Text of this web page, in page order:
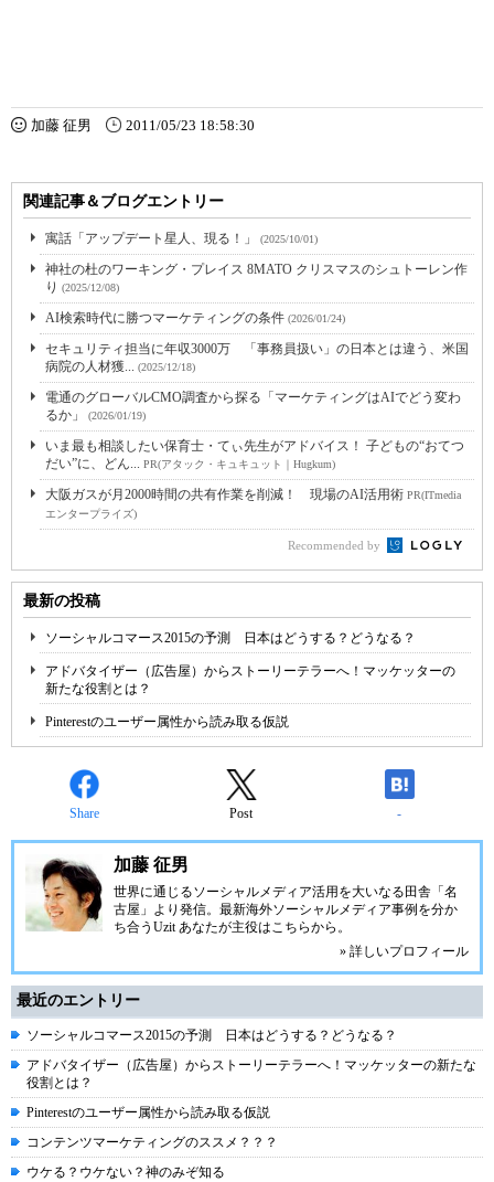
加藤 征男 2011/05/23 18:58:30
関連記事＆ブログエントリー
寓話「アップデート星人、現る！」 (2025/10/01)
神社の杜のワーキング・プレイス 8MATO クリスマスのシュトーレン作
り (2025/12/08)
AI検索時代に勝つマーケティングの条件 (2026/01/24)
セキュリティ担当に年収3000万 「事務員扱い」の日本とは違う、米国
病院の人材獲... (2025/12/18)
電通のグローバルCMO調査から探る「マーケティングはAIでどう変わ
るか」
(2026/01/19)
いま最も相談したい保育士・てぃ先生がアドバイス！ 子どもの“おてつ
だい”に、どん... PR(アタック・キュキュット｜Hugkum)
大阪ガスが月2000時間の共有作業を削減！ 現場のAI活用術 PR(ITmedia
エンタープライズ)
Recommended by
最新の投稿
ソーシャルコマース2015の予測 日本はどうする？どうなる？
アドバタイザー（広告屋）からストーリーテラーへ！マッケッターの
新たな役割とは？
Pinterestのユーザー属性から読み取る仮説
Share Post -
加藤 征男
世界に通じるソーシャルメディア活用を大いなる田舎「名
古屋」より発信。最新海外ソーシャルメディア事例を分か
ち合う Uzit あなたが主役はこちらから。
» 詳しいプロフィール
最近のエントリー
ソーシャルコマース2015の予測 日本はどうする？どうなる？
アドバタイザー（広告屋）からストーリーテラーへ！マッケッターの新たな
役割とは？
Pinterestのユーザー属性から読み取る仮説
コンテンツマーケティングのススメ？？？
ウケる？ウケない？神のみぞ知る